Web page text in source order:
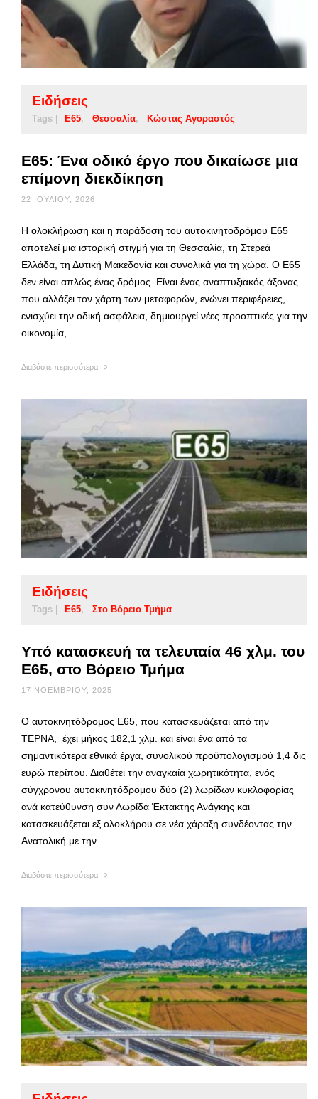
Ειδήσεις
Tags | Ε65 Θεσσαλία Κώστας Αγοραστός
Ε65: Ένα οδικό έργο που δικαίωσε μια
επίμονη διεκδίκηση
22 ΙΟΥΛΊΟΥ, 2026
Η ολοκλήρωση και η παράδοση του αυτοκινητοδρόμου Ε65
αποτελεί μια ιστορική στιγμή για τη Θεσσαλία, τη Στερεά
Ελλάδα, τη Δυτική Μακεδονία και συνολικά για τη χώρα. Ο Ε65
δεν είναι απλώς ένας δρόμος. Είναι ένας αναπτυξιακός άξονας
που αλλάζει τον χάρτη των μεταφορών, ενώνει περιφέρειες,
ενισχύει την οδική ασφάλεια, δημιουργεί νέες προοπτικές για την
οικονομία, …
Διαβάστε περισσότερα
Ειδήσεις
Tags | Ε65 Στο Βόρειο Τμήμα
Υπό κατασκευή τα τελευταία 46 χλμ. του
Ε65, στο Βόρειο Τμήμα
17 ΝΟΕΜΒΡΊΟΥ, 2025
Ο αυτοκινητόδρομος Ε65, που κατασκευάζεται από την
ΤΕΡΝΑ, έχει μήκος 182,1 χλμ. και είναι ένα από τα
σημαντικότερα εθνικά έργα, συνολικού προϋπολογισμού 1,4 δις
ευρώ περίπου. Διαθέτει την αναγκαία χωρητικότητα, ενός
σύγχρονου αυτοκινητόδρομου δύο (2) λωρίδων κυκλοφορίας
ανά κατεύθυνση συν Λωρίδα Έκτακτης Ανάγκης και
κατασκευάζεται εξ ολοκλήρου σε νέα χάραξη συνδέοντας την
Ανατολική με την …
Διαβάστε περισσότερα